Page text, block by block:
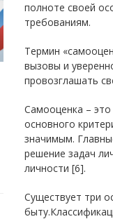
полноте своей
требованиям.
Термин
вызовы и
провозглашать
Самооценка –
основного
значимым.
решение задач
личности [6].
Существует три